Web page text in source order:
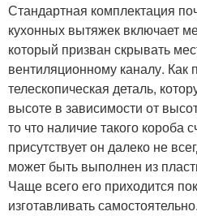
Стандартная комплектация
кухонных вытяжек включает
который призван скрывать
вентиляционному каналу. Как
телескопическая деталь,
высоте в зависимости от
то что наличие такого короба
присутствует он далеко не
может быть выполнен из
Чаще всего его приходится
изготавливать самостоятельно.